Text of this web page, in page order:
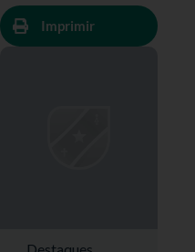
Imprimir